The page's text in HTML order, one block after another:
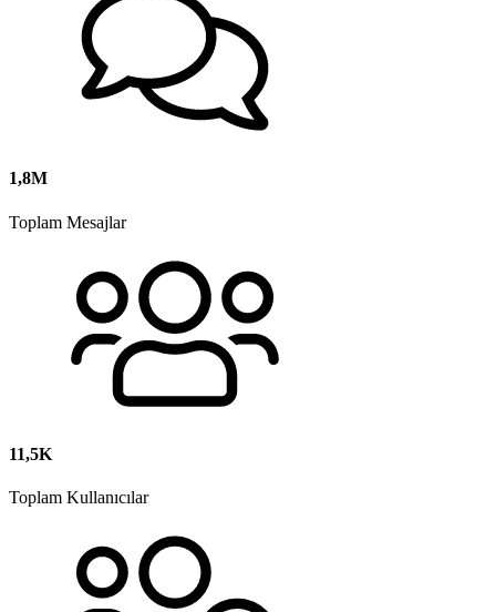
1,8M
Toplam Mesajlar
11,5K
Toplam Kullanıcılar